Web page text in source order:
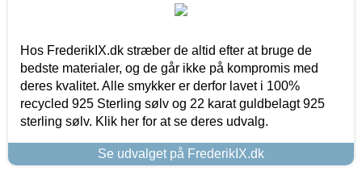
Hos FrederikIX.dk stræber de altid efter at bruge de
bedste materialer, og de går ikke på kompromis med
deres kvalitet. Alle smykker er derfor lavet i 100%
recycled 925 Sterling sølv og 22 karat guldbelagt 925
sterling sølv. Klik her for at se deres udvalg.
Se udvalget på FrederikIX.dk